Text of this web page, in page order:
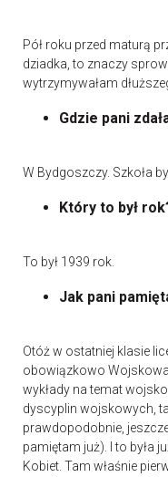
Pół roku przed maturą
dziadka, to znaczy
wytrzymywałam
Gdzie pani
W Bydgoszczy. Szkoła
Który to był
To był 1939 rok.
Jak pani
Otóż w ostatniej klasie
obowiązkowo Wojskowa
wykłady na temat
dyscyplin wojskowych,
prawdopodobnie,
pamiętam już). I to była
Kobiet. Tam właśnie